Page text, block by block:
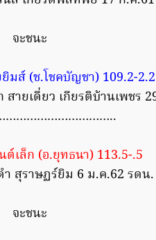
จะชนะ
มส์ (ช.โชคบัญชา) 109.2-2.2
ยเดี่ยว เกียรติบ้านเพชร
เล็ก (อ.ยุทธนา) 113.5-.5
สุราษฏร์ยิม 6 ม.ค.62 รดน.
จะชนะ